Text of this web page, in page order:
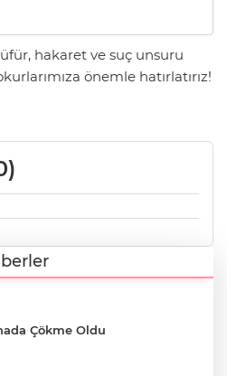
hakaret ve suç unsuru
önemle hatırlatırız!
)
Çökme Oldu